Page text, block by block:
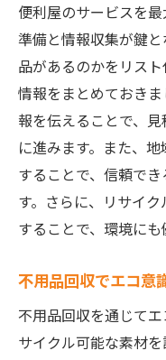
経済的メリ
不用品回収を通
フスタイル
エコライフ
便利屋を利
環境に優し
不用品の賢
環境に優し
便利屋と協
便利屋のサービスを
準備と情報収集が鍵
品があるのかをリス
情報をまとめておき
報を伝えることで、
に進みます。また、
することで、信頼で
す。さらに、リサイ
することで、環境にも
不用品回収でエコ意
不用品回収を通じて
サイクル可能な素材